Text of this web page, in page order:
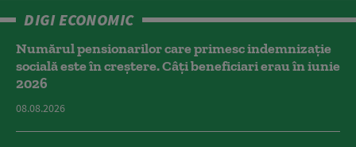
DIGI ECONOMIC
Numărul pensionarilor care primesc indemnizaţie
socială este în creștere. Câți beneficiari erau în iunie
2026
08.08.2026